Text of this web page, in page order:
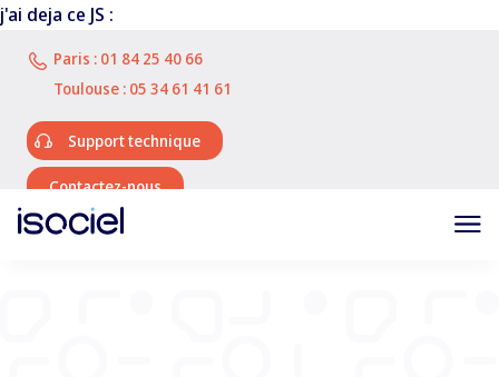
j'ai deja ce JS :
Paris : 01 84 25 40 66
Toulouse : 05 34 61 41 61
Support technique
Contactez-nous